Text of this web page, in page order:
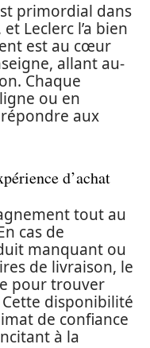
primordial dans
Leclerc l’a bien
est au cœur
allant au-
Chaque
ou en
aux
d’achat
tout au
cas de
manquant ou
de livraison, le
pour trouver
disponibilité
de confiance
à la